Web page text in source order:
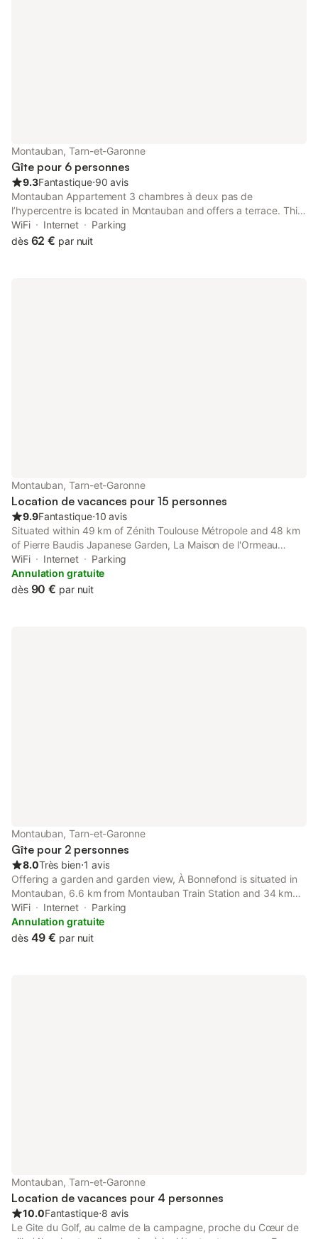
Montauban, Tarn-et-Garonne
Gîte pour 6 personnes
9.3Fantastique⋅90 avis
Montauban Appartement 3 chambres à deux pas de
l’hypercentre is located in Montauban and offers a terrace. This
apartment provides free private parking, a lift and free WiFi.
WiFi Internet
Parking
dès 62 € par nuit
Montauban, Tarn-et-Garonne
Location de vacances pour 15 personnes
9.9Fantastique⋅10 avis
Situated within 49 km of Zénith Toulouse Métropole and 48 km
of Pierre Baudis Japanese Garden, La Maison de l'Ormeau
features rooms with air conditioning and a private bathroom in
Montauban.
WiFi Internet
Parking
Annulation gratuite
dès 90 € par nuit
Montauban, Tarn-et-Garonne
Gîte pour 2 personnes
8.0Très bien⋅1 avis
Offering a garden and garden view, À Bonnefond is situated in
Montauban, 6.6 km from Montauban Train Station and 34 km
from Roucous Golf Course. This property offers access to a
balcony, free private parking and free WiFi.
WiFi Internet
Parking
Annulation gratuite
dès 49 € par nuit
Montauban, Tarn-et-Garonne
Location de vacances pour 4 personnes
10.0Fantastique⋅8 avis
Le Gite du Golf, au calme de la campagne, proche du Cœur de